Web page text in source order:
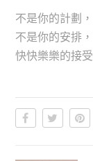
不是你的計劃
不是你的安排
快快樂樂的接